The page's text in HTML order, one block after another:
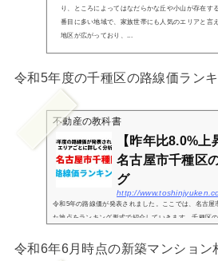
り、ところによってはなだらかな丘や小山が存在す
番目に多い地域で、家族世帯にも人気のエリアと言
地区が広がっており、...
令和5年度の千種区の路線価ラン
不動産の教科書
【昨年比8.0%
名古屋市千種区
グ
令和5年の路線価が発表されました。ここでは、名古屋
た地点をランキング形式で紹介していきます。千種区
に面する標準...
令和6年6月時点の新築マンショ